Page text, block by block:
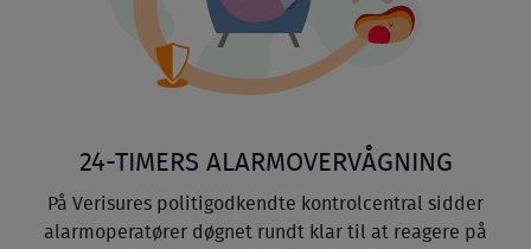
24-TIMERS ALARMOVERVÅGNING
På Verisures politigodkendte kontrolcentral sidder
alarmoperatører døgnet rundt klar til at reagere på